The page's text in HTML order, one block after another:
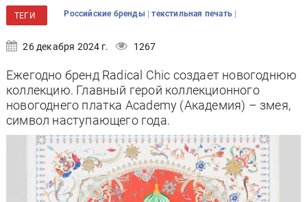
ТЕГИ Российские бренды |текстильная печать |
26 декабря 2024 г. 1267
Ежегодно бренд Radical Chic создает новогоднюю
коллекцию. Главный герой коллекционного
новогоднего платка Academy (Академия) – змея,
символ наступающего года.